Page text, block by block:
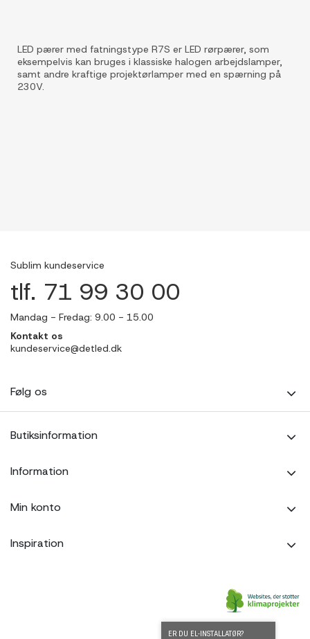
LED pærer med fatningstype R7S er LED rørpærer, som
eksempelvis kan bruges i klassiske halogen arbejdslamper,
samt andre kraftige projektørlamper med en spærning på
230V.
Sublim kundeservice
tlf. 71 99 30 00
Mandag - Fredag: 9.00 - 15.00
Kontakt os
kundeservice@detled.dk
Følg os
Butiksinformation
Information
Min konto
Inspiration
ER DU EL-INSTALLATØR?